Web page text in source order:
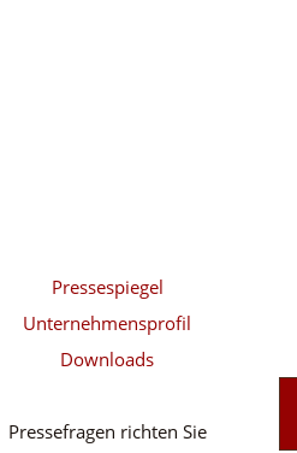
Pressespiegel
Unternehmensprofil
Downloads
Pressefragen richten Sie